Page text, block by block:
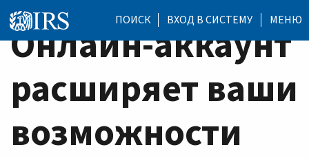
ПОИСК ВХОД В СИСТЕМУ МЕНЮ
Онлайн-аккаунт
расширяет ваши
возможности